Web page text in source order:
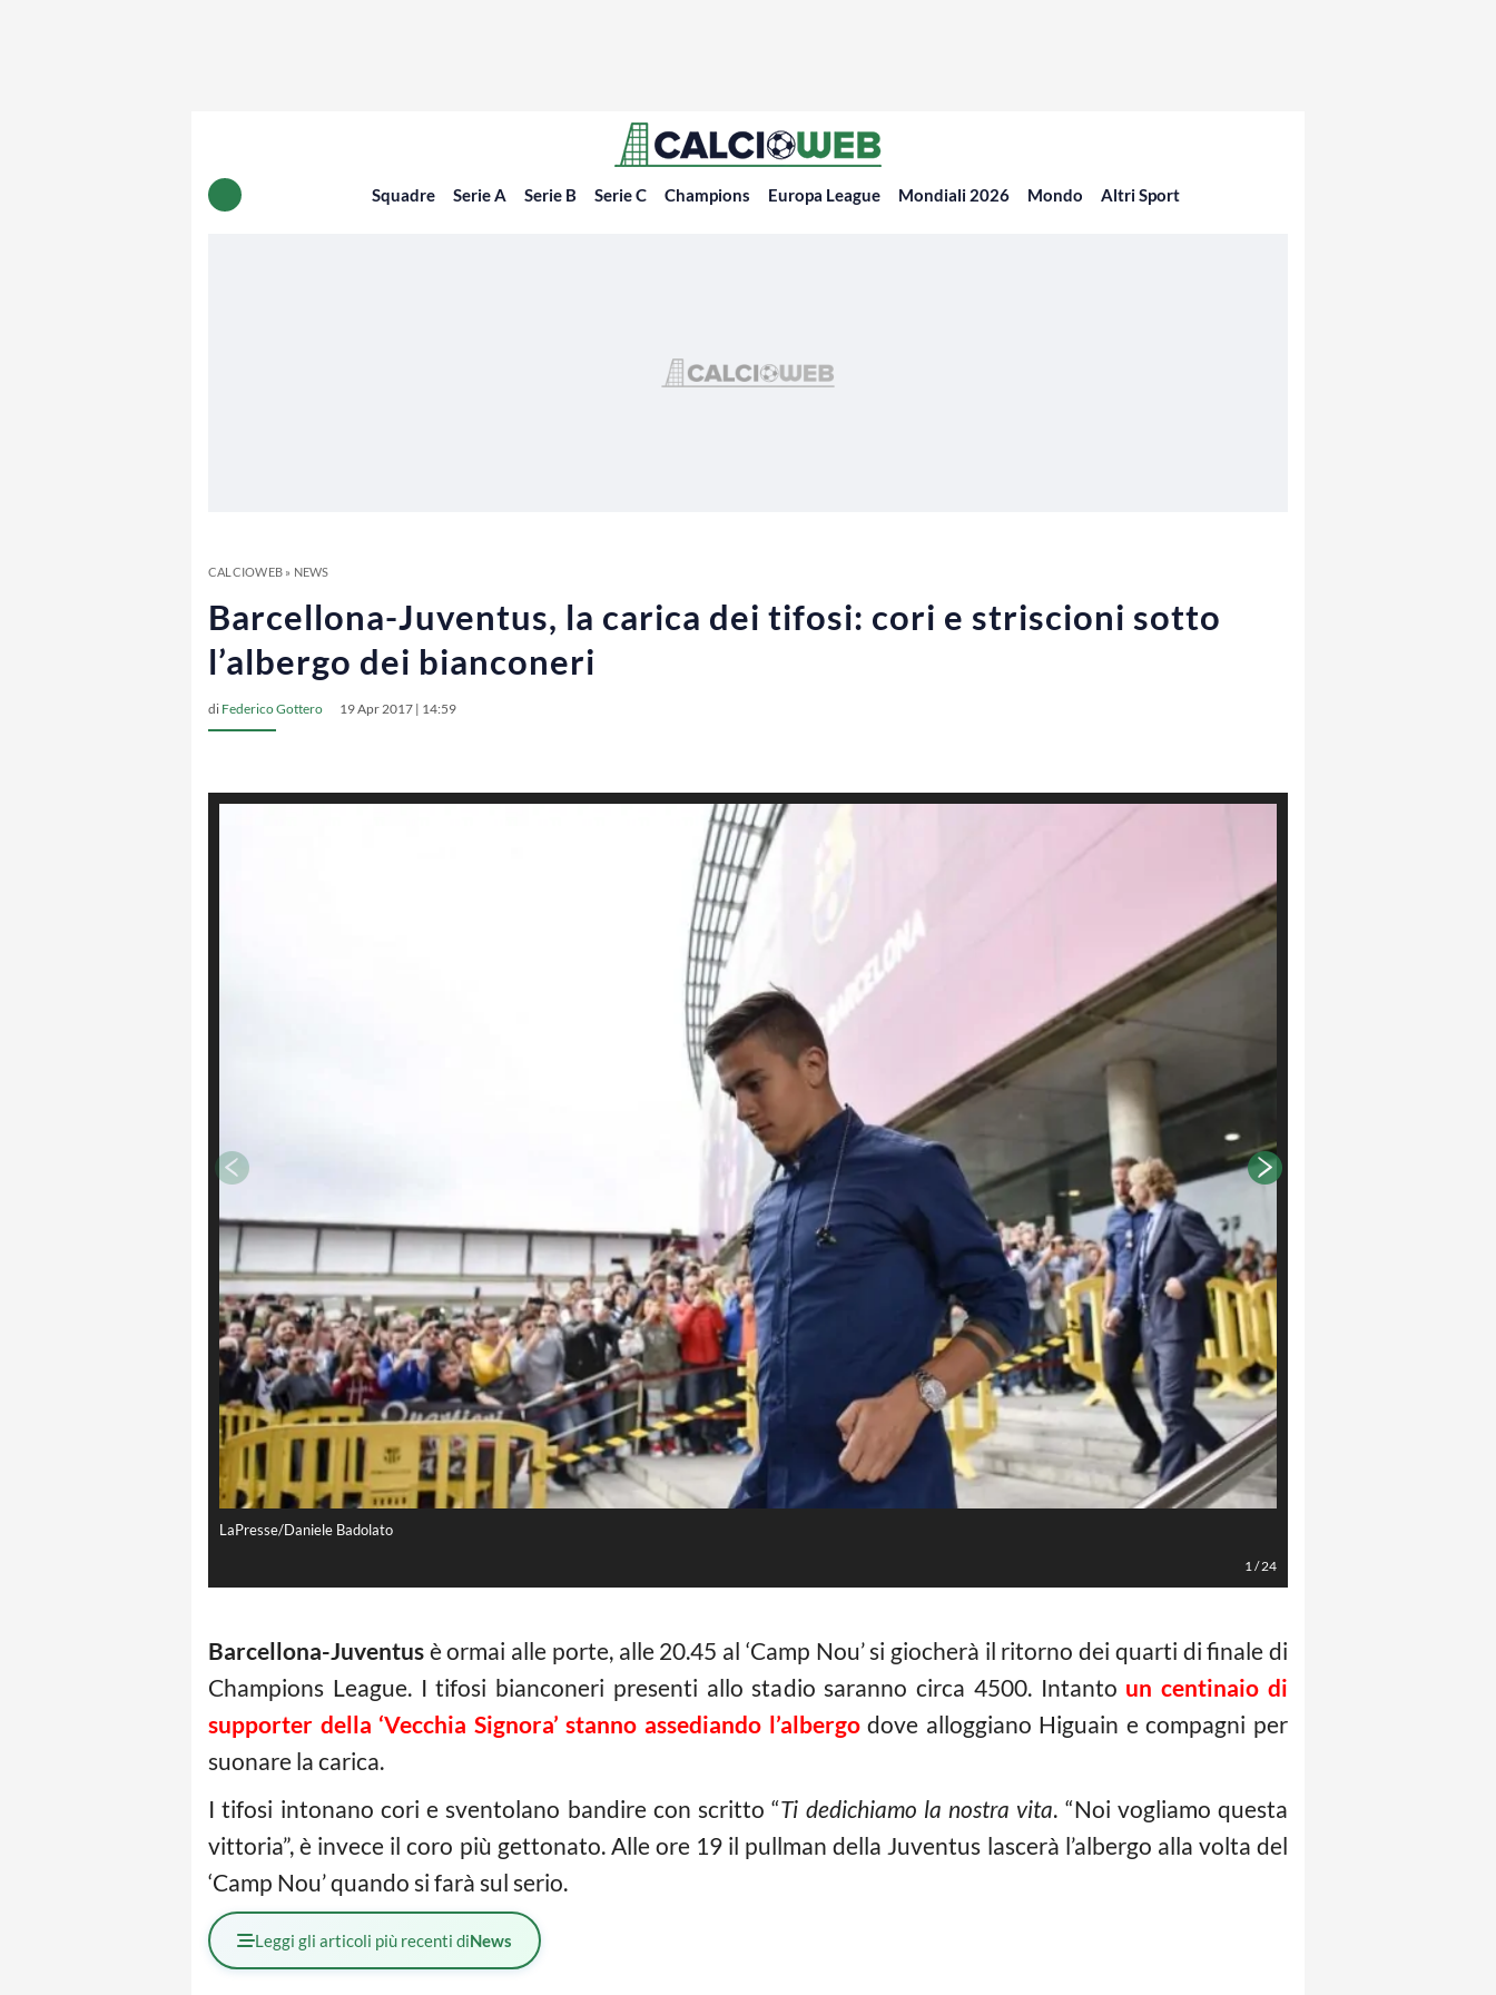
Squadre Serie A Serie B Serie C Champions Europa League Mondiali 2026 Mondo Altri Sport
CALCIOWEB» NEWS
Barcellona-Juventus, la carica dei tifosi: cori e striscioni sotto
l’albergo dei bianconeri
di Federico Gottero 19 Apr 2017 | 14:59
LaPresse/Daniele Badolato
1/24
Barcellona-Juventus è ormai alle porte, alle 20.45 al ‘Camp Nou’ si giocherà il ritorno dei quarti di finale di
Champions League. I tifosi bianconeri presenti allo stadio saranno circa 4500. Intanto un centinaio di
supporter della ‘Vecchia Signora’ stanno assediando l’albergodove alloggiano Higuain e compagni per
suonare la carica.
I tifosi intonano cori e sventolano bandire con scritto “Ti dedichiamo la nostra vita. “Noi vogliamo questa
vittoria”, è invece il coro più gettonato. Alle ore 19 il pullman della Juventus lascerà l’albergo alla volta del
‘Camp Nou’ quando si farà sul serio.
Leggi gli articoli più recenti diNews